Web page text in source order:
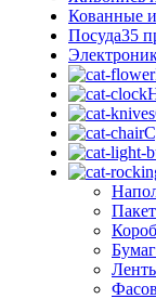
Кованные
Посуда35